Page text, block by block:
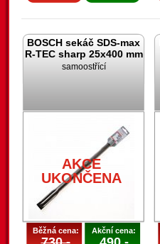
BOSCH sekáč SDS-max
R-TEC sharp 25x400 mm
samoostřící
AKCE
UKONČENA
Běžná cena: Akční cena: